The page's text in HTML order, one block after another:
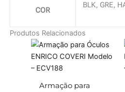
COR
BLK, GRE,
Produtos Relacionados
Armação para